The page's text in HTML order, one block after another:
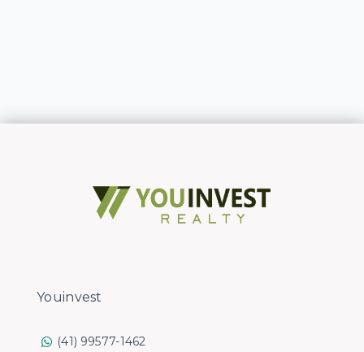
Youinvest
(41) 99577-1462